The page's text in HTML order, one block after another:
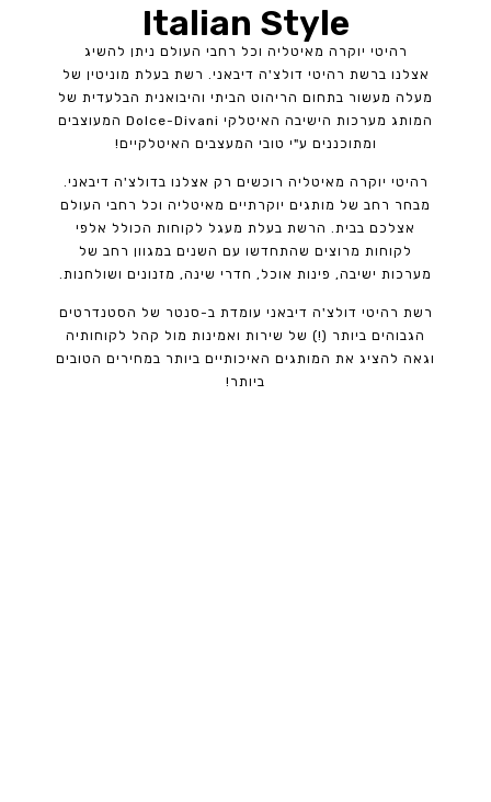
Italian Style
רהיטי יוקרה מאיטליה וכל רחבי העולם ניתן להשיג
אצלנו ברשת רהיטי דולצ'ה דיבאני. רשת בעלת מוניטין של
מעלה מעשור בתחום הריהוט הביתי והיבואנית הבלעדית של
המותג מערכות הישיבה האיטלקי Dolce-Divani המעוצבים
ומתוכננים ע"י טובי המעצבים האיטלקיים!
רהיטי יוקרה מאיטליה רוכשים רק אצלנו בדולצ'ה דיבאני.
מבחר רחב של מותגים יוקרתיים מאיטליה וכל רחבי העולם
אצלכם בבית. הרשת בעלת מעגל לקוחות הכולל אלפי
לקוחות מרוצים שהתחדשו עם השנים במגוון רחב של
מערכות ישיבה, פינות אוכל, חדרי שינה, מזנונים ושולחנות.
רשת רהיטי דולצ'ה דיבאני עומדת ב-סנטר של הסטנדרטים
הגבוהים ביותר (!) של שירות ואמינות מול קהל לקוחותיה
וגאה להציג את המותגים האיכותיים ביותר במחירים הטובים
ביותר!